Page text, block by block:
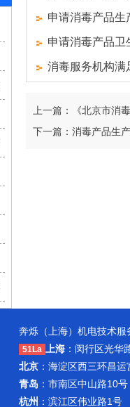
申请消毒产品生
申请消毒产品卫
消毒服务机构满
上一篇：《北京市消
下一篇：消毒产品生
奔烁（上海）机电技术
51La 上海 ：闵行区光
北京 ：海淀区西三环
青岛 ：市南区中山
杭州 ：滨江区伟业